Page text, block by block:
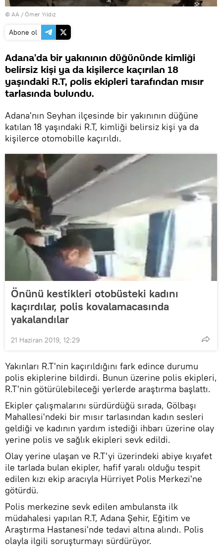
© AA / Ömer Yıldız
Abone ol
Adana'da bir yakınının düğününde kimliği
belirsiz kişi ya da kişilerce kaçırılan 18
yaşındaki R.T, polis ekipleri tarafından mısır
tarlasında bulundu.
Adana'nın Seyhan ilçesinde bir yakınının düğüne
katılan 18 yaşındaki R.T, kimliği belirsiz kişi ya da
kişilerce otomobille kaçırıldı.
Önünü kestikleri otobüsteki kadını
kaçırdılar, polis kovalamacasında
yakalandılar
21 Haziran 2019, 12:29
Yakınları R.T'nin kaçırıldığını fark edince durumu
polis ekiplerine bildirdi. Bunun üzerine polis ekipleri,
R.T'nin götürülebileceği yerlerde araştırma başlattı.
Ekipler çalışmalarını sürdürdüğü sırada, Gölbaşı
Mahallesi'ndeki bir mısır tarlasından kadın sesleri
geldiği ve kadının yardım istediği ihbarı üzerine olay
yerine polis ve sağlık ekipleri sevk edildi.
Olay yerine ulaşan ve R.T'yi üzerindeki abiye kıyafet
ile tarlada bulan ekipler, hafif yaralı olduğu tespit
edilen kızı ekip aracıyla Hürriyet Polis Merkezi'ne
götürdü.
Polis merkezine sevk edilen ambulansta ilk
müdahalesi yapılan R.T, Adana Şehir, Eğitim ve
Araştırma Hastanesi'nde tedavi altına alındı. Polis
olayla ilgili soruşturmayı sürdürüyor.